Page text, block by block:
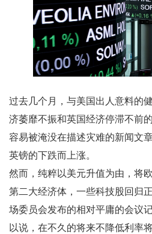
过去几个月，与美国出人意料的
济萎靡不振和英国经济停滞不前
容易被淹没在描述灾难的新闻文
英镑的下跌而上涨。
然而，纯粹以美元升值为由，将
第二大经济体，一些科技股回归
场委员会发布的相对平庸的会议
以说，在不久的将来不降低利率